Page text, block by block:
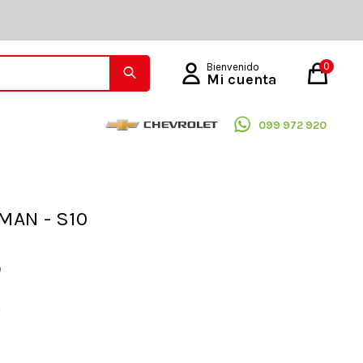
099 972 920
0
- S10